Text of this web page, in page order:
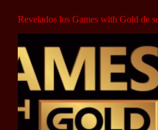
Revelados los Games with Gold de